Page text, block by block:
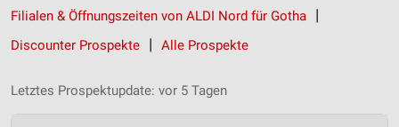
Filialen & Öffnungszeiten von ALDI Nord für Gotha
Discounter Prospekte
Alle Prospekte
Letztes Prospektupdate: vor 5 Tagen